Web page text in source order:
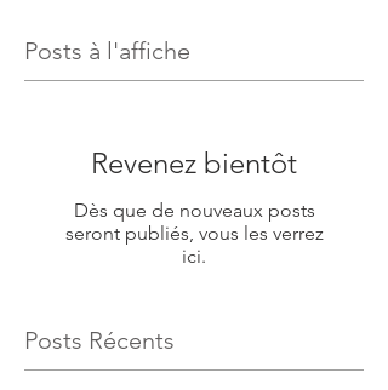
Posts à l'affiche
Revenez bientôt
Dès que de nouveaux posts
seront publiés, vous les verrez
ici.
Posts Récents